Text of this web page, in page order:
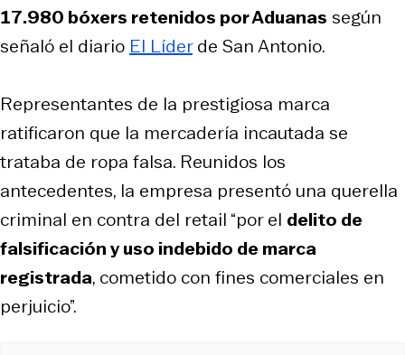
17.980 bóxers retenidos por Aduanas según
señaló el diario El Líderde San Antonio.
Representantes de la prestigiosa marca
ratificaron que la mercadería incautada se
trataba de ropa falsa. Reunidos los
antecedentes, la empresa presentó una querella
criminal en contra del retail “por el delito de
falsificación y uso indebido de marca
registrada, cometido con fines comerciales en
perjuicio”.